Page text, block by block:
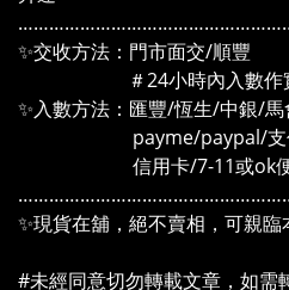
✨交收方法：門市面交/順豐
＃24小時內入數作
✨入數方法：匯豐/恆生/中銀/
payme/paypal/支付
信用卡/7-11或ok便
✨現貨在舖，絕不賣相，可親
#未經同意切勿轉載文章，如需